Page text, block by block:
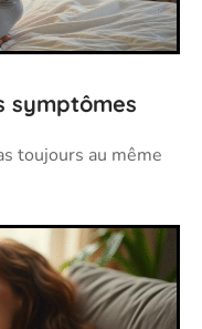
symptômes
toujours au même